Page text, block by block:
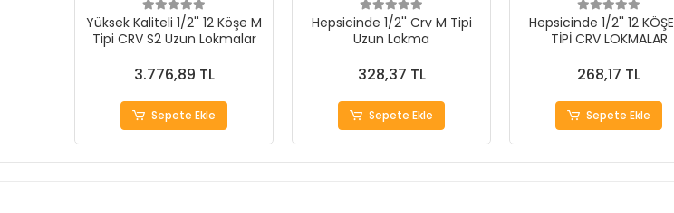
Yüksek Kaliteli 1/2'' 12 Köşe M
Tipi CRV S2 Uzun Lokmalar
3.776,89 TL
Sepete Ekle
Hepsicinde 1/2'' Crv M Tipi
Uzun Lokma
328,37 TL
Sepete Ekle
Hepsicinde 1/2'' 12
TİPİ CRV LOKMALAR
268,17 TL
Sepete Ekle